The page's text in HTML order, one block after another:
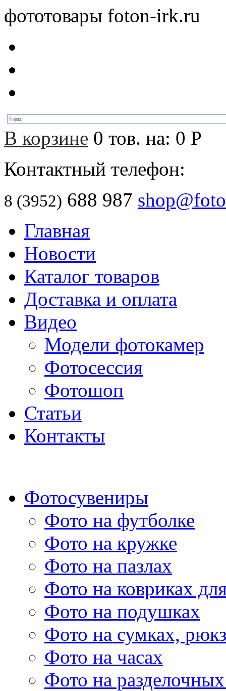
фототовары foton-irk.ru
В корзине 0 тов. на: 0 Р
Контактный телефон:
8 (3952) 688 987
Главная
Новости
Каталог товаров
Доставка и оплата
Видео
Модели фотокамер
Фотосессия
Фотошоп
Статьи
Контакты
Фотосувениры
Фото на футболке
Фото на кружке
Фото на пазлах
Фото на ковриках
Фото на подушках
Фото на сумках,
Фото на часах
Фото на